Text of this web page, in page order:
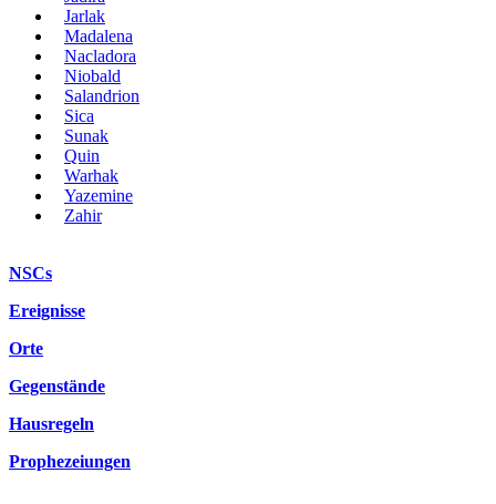
Jarlak
Madalena
Nacladora
Niobald
Salandrion
Sica
Sunak
Quin
Warhak
Yazemine
Zahir
NSCs
Ereignisse
Orte
Gegenstände
Hausregeln
Prophezeiungen